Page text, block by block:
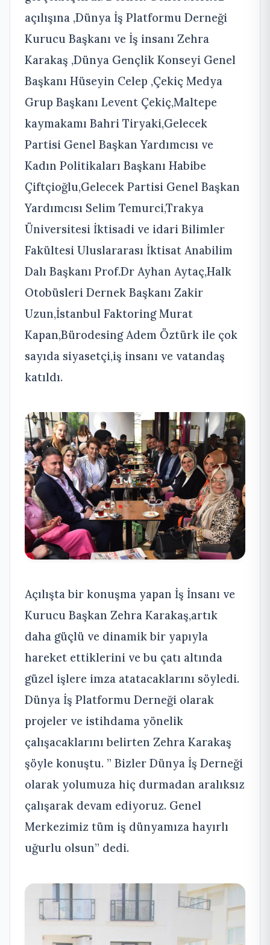
açılışına ,Dünya İş Platformu Derneği
Kurucu Başkanı ve İş insanı Zehra
Karakaş ,Dünya Gençlik Konseyi Genel
Başkanı Hüseyin Celep ,Çekiç Medya
Grup Başkanı Levent Çekiç,Maltepe
kaymakamı Bahri Tiryaki,Gelecek
Partisi Genel Başkan Yardımcısı ve
Kadın Politikaları Başkanı Habibe
Çiftçioğlu,Gelecek Partisi Genel Başkan
Yardımcısı Selim Temurci,Trakya
Üniversitesi İktisadi ve idari Bilimler
Fakültesi Uluslararası İktisat Anabilim
Dalı Başkanı Prof.Dr Ayhan Aytaç,Halk
Otobüsleri Dernek Başkanı Zakir
Uzun,İstanbul Faktoring Murat
Kapan,Bürodesing Adem Öztürk ile çok
sayıda siyasetçi,iş insanı ve vatandaş
katıldı.
Açılışta bir konuşma yapan İş İnsanı ve
Kurucu Başkan Zehra Karakaş,artık
daha güçlü ve dinamik bir yapıyla
hareket ettiklerini ve bu çatı altında
güzel işlere imza atatacaklarını söyledi.
Dünya İş Platformu Derneği olarak
projeler ve istihdama yönelik
çalışacaklarını belirten Zehra Karakaş
şöyle konuştu. ” Bizler Dünya İş Derneği
olarak yolumuza hiç durmadan aralıksız
çalışarak devam ediyoruz. Genel
Merkezimiz tüm iş dünyamıza hayırlı
uğurlu olsun” dedi.